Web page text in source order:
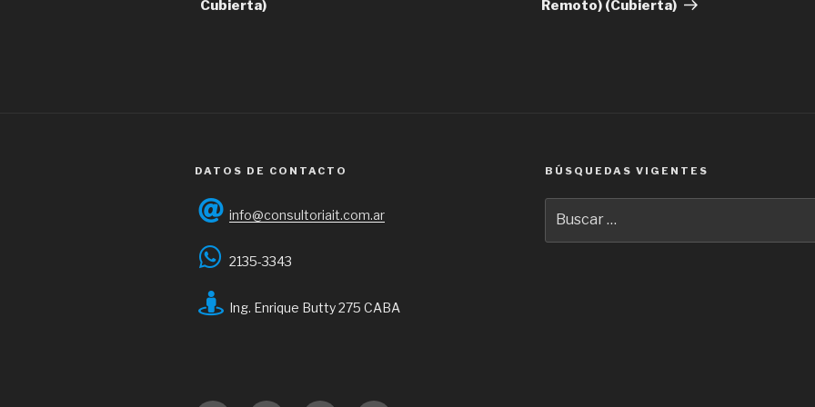
entradas
Cubierta)
Remoto) (Cubierta)
DATOS DE CONTACTO
info@consultoriait.com.ar
2135-3343
Ing. Enrique Butty 275 CABA
BÚSQUEDAS VIGENTES
por: